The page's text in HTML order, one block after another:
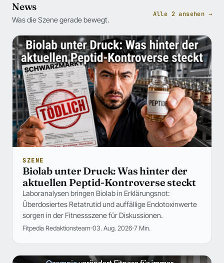
News
Was die Szene gerade bewegt.
Alle 2 ansehen →
SZENE
Biolab unter Druck: Was hinter der
aktuellen Peptid-Kontroverse steckt
Laboranalysen bringen Biolab in Erklärungsnot:
Überdosiertes Retatrutid und auffällige Endotoxinwerte
sorgen in der Fitnessszene für Diskussionen.
Fitpedia Redaktionsteam 03. Aug. 2026 7 Min.